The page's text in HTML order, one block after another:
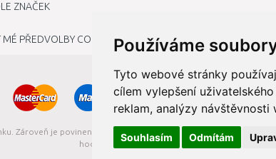
Používáme
Tyto webové stránky
cílem vylepšení
reklam, analýzy
Souhlasím Odmítám
ZNAČEK
MÉ PŘEDVOLBY COOKIES
Zároveň je povinen zaevidovat přijatou tržbu u správce daně
hodin.